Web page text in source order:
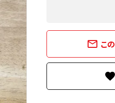
mail_outline こ
favorite